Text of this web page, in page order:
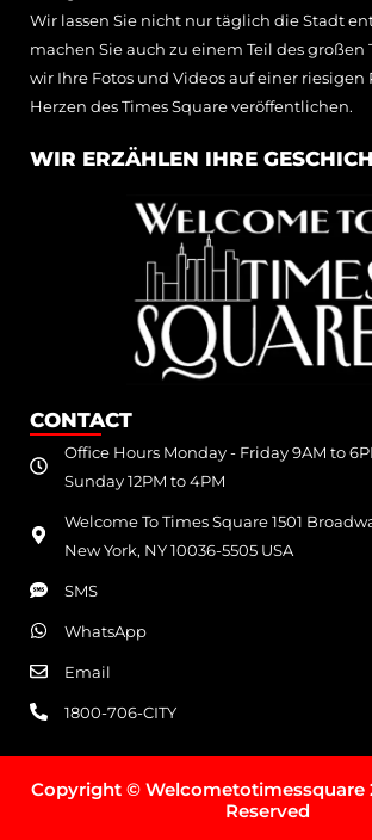
Wir lassen Sie nicht nur täglich die Stadt
machen Sie auch zu einem Teil des großen
wir Ihre Fotos und Videos auf einer
Herzen des Times Square veröffentlichen.
WIR ERZÄHLEN IHRE
CONTACT
Office Hours Monday - Friday 9AM to
Sunday 12PM to 4PM
Welcome To Times Square 1501
New York, NY 10036-5505 USA
SMS
WhatsApp
Email
1800-706-CITY
Copyright © Welcometotimessquare
Reserved